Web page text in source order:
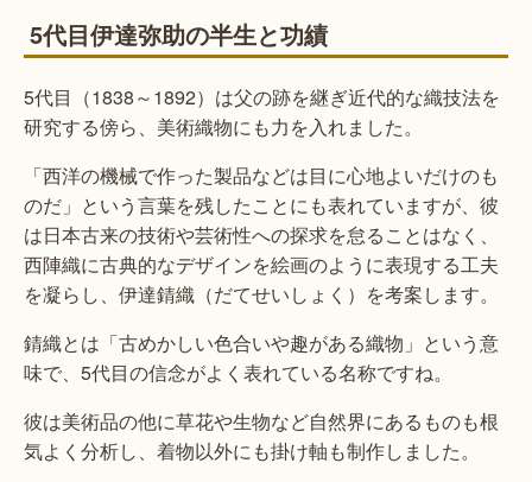
5代目伊達弥助の半生と功績
5代目（1838～1892）は父の跡を継ぎ近代的な織技法を
研究する傍ら、美術織物にも力を入れました。
「西洋の機械で作った製品などは目に心地よいだけのも
のだ」という言葉を残したことにも表れていますが、彼
は日本古来の技術や芸術性への探求を怠ることはなく、
西陣織に古典的なデザインを絵画のように表現する工夫
を凝らし、伊達錆織（だてせいしょく）を考案します。
錆織とは「古めかしい色合いや趣がある織物」という意
味で、5代目の信念がよく表れている名称ですね。
彼は美術品の他に草花や生物など自然界にあるものも根
気よく分析し、着物以外にも掛け軸も制作しました。